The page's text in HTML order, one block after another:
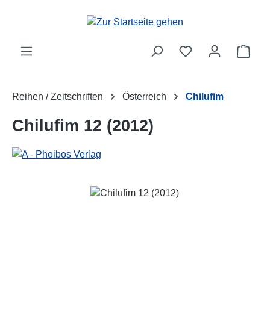
Zum Hauptinhalt springen
Reihen / Zeitschriften Österreich Chilufim
Chilufim 12 (2012)
Bildergalerie überspringen